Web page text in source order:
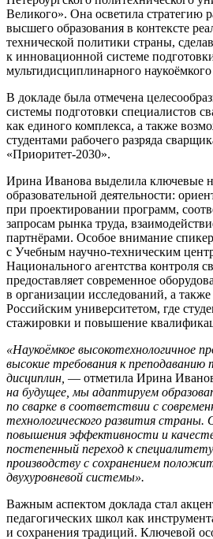
Великого». Она осветила стратегию
высшего образования в контексте
технической политики страны,
к инновационной системе
мультидисциплинарного
В докладе была отмечена
системы подготовки специалистов
как единого комплекса, а также
студентами рабочего разряда
«Приоритет-2030».
Ирина Иванова выделила ключевые
образовательной деятельности:
при проектировании программ,
запросам рынка труда,
партнёрами. Особое внимание
с Учебным научно-техническим
Национального агентства контроля
предоставляет современное
в организации исследований, а также
Российским университетом, где
стажировки и повышение
«Наукоёмкое высокотехнологичное
высокие требования к преподаванию
дисциплин, — отметила Ирина
на будущее, мы адаптируем
по сварке в соответствии с
технологического развития
повышения эффективности и
постепенный переход к
производству с сохранением
двухуровневой системы».
Важным аспектом доклада стал
педагогических школ как
и сохранения традиций. Ключевой